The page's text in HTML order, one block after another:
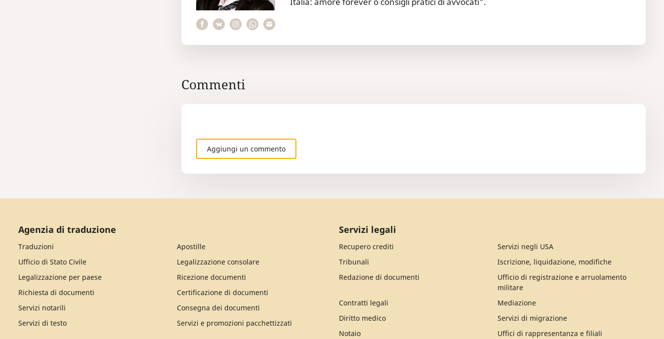
Commenti
Aggiungi un commento
Agenzia di traduzione
Traduzioni
Apostille
Ufficio di Stato Civile
Legalizzazione consolare
Legalizzazione per paese
Ricezione documenti
Richiesta di documenti
Certificazione di documenti
Servizi notarili
Consegna dei documenti
Servizi di testo
Servizi e promozioni pacchettizzati
Servizi legali
Recupero crediti
Servizi negli USA
Tribunali
Iscrizione, liquidazione, modifiche
Redazione di documenti
Ufficio di registrazione e arruolamento
militare
Contratti legali
Mediazione
Diritto medico
Servizi di migrazione
Notaio
Uffici di rappresentanza e filiali